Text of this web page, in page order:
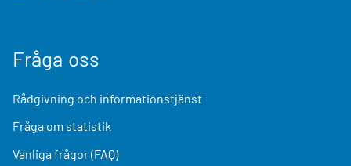
Fråga oss
Rådgivning och informationstjänst
Fråga om statistik
Vanliga frågor (FAQ)